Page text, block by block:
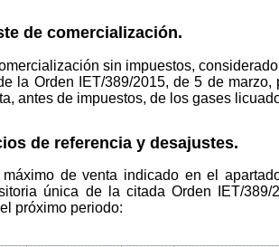
de comercialización.
sin impuestos,
la Orden IET/389/2015, de 5 de
antes de impuestos, de los gases
de referencia y desajustes.
de venta indicado en el
única de la citada Orden IET/389/
próximo periodo: